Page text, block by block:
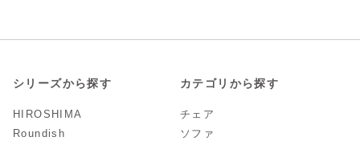
シリーズから探す
HIROSHIMA
Roundish
カテゴリから探す
チェア
ソファ